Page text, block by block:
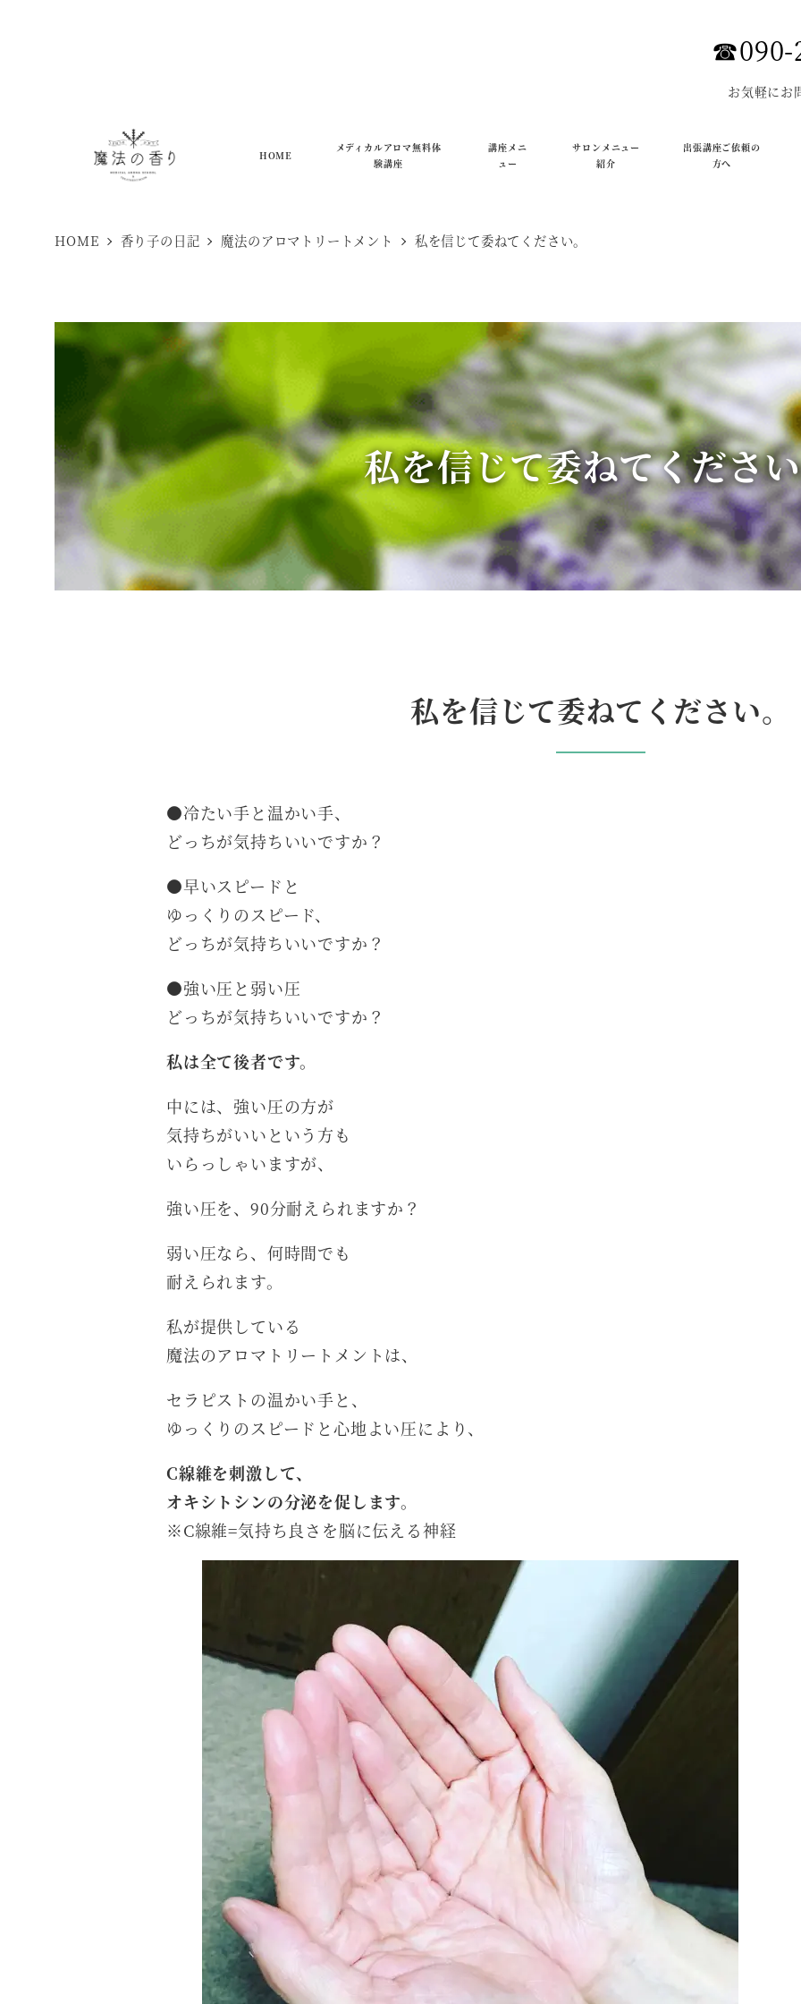
☎︎090-
お気軽にお
HOME
メディカルアロマ無料体
験講座
講座メニ
ュー
サロンメニュー
紹介
出張講座ご依頼の
方へ
HOME 香り子の日記 魔法のアロマトリートメント 私を信じて委ねてください。
私を信じて委ねてくださ
私を信じて委ねてください。
●冷たい手と温かい手、
どっちが気持ちいいですか？
●早いスピードと
ゆっくりのスピード、
どっちが気持ちいいですか？
●強い圧と弱い圧
どっちが気持ちいいですか？
私は全て後者です。
中には、強い圧の方が
気持ちがいいという方も
いらっしゃいますが、
強い圧を、90分耐えられますか？
弱い圧なら、何時間でも
耐えられます。
私が提供している
魔法のアロマトリートメントは、
セラピストの温かい手と、
ゆっくりのスピードと心地よい圧により、
C線維を刺激して、
オキシトシンの分泌を促します。
※C線維=気持ち良さを脳に伝える神経